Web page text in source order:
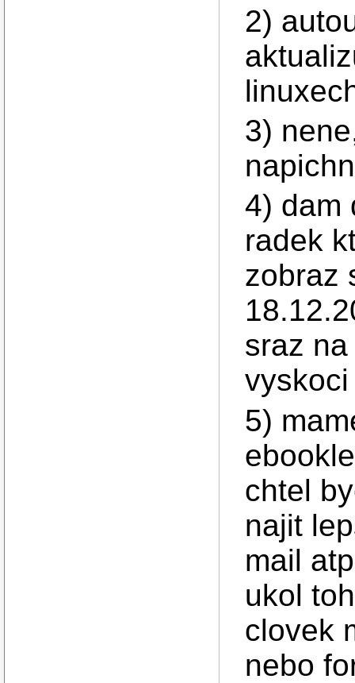
2)
3)
4) dam
radek
zobraz
sraz
5)
chtel
najit
mail
ukol
clovek
nebo